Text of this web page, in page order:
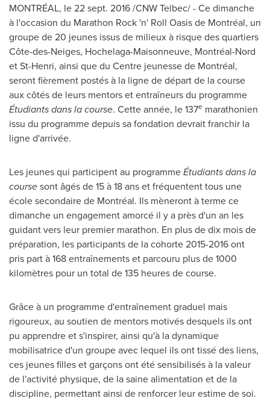
MONTRÉAL, le22 sept. 2016/CNW Telbec/ - Ce dimanche
à l'occasion du Marathon Rock 'n' Roll Oasis de Montréal, un
groupe de 20 jeunes issus de milieux à risque des quartiers
Côte-des-Neiges, Hochelaga-Maisonneuve, Montréal-Nord
et St-Henri, ainsi que du Centre jeunesse de Montréal,
seront fièrement postés à la ligne de départ de la course
aux côtés de leurs mentors et entraîneurs du programme
Étudiants dans la course. Cette année, le 137e marathonien
issu du programme depuis sa fondation devrait franchir la
ligne d'arrivée.
Les jeunes qui participent au programmeÉtudiants dans la
coursesont âgés de 15 à 18 ans et fréquentent tous une
école secondaire de Montréal. Ils mèneront à terme ce
dimanche un engagement amorcé il y a près d'un an les
guidant vers leur premier marathon. En plus de dix mois de
préparation, les participants de la cohorte 2015-2016 ont
pris part à 168 entraînements et parcouru plus de 1000
kilomètres pour un total de 135 heures de course.
Grâce à un programme d'entraînement graduel mais
rigoureux, au soutien de mentors motivés desquels ils ont
pu apprendre et s'inspirer, ainsi qu'à la dynamique
mobilisatrice d'un groupe avec lequel ils ont tissé des liens,
ces jeunes filles et garçons ont été sensibilisés à la valeur
de l'activité physique, de la saine alimentation et de la
discipline, permettant ainsi de renforcer leur estime de soi.